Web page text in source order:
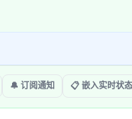
🔔 订阅通知 📋 嵌入实时状